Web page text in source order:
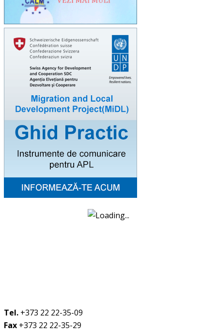
Tel. +373 22 22-35-09
Fax +373 22 22-35-29